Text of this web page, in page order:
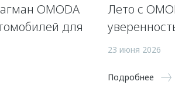
OMODA
для
Лето с
23 июня 2026
Подробнее